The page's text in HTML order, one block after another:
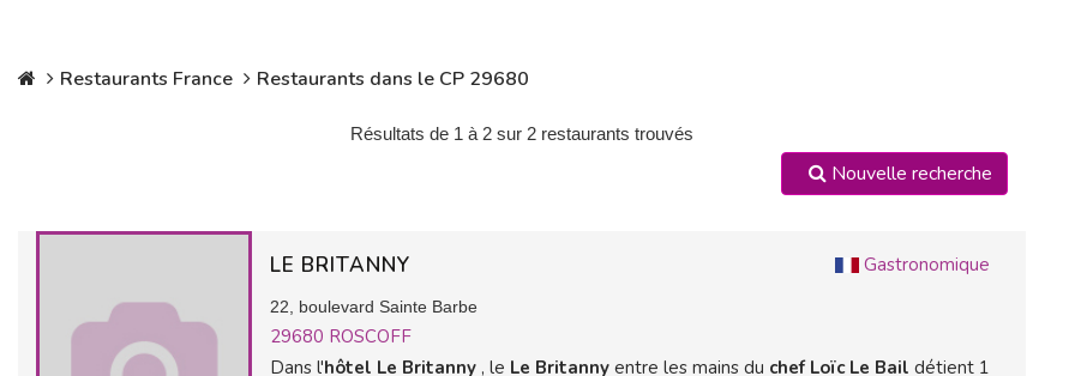
Restaurants France Restaurants dans le CP 29680
Résultats de 1 à 2 sur 2 restaurants trouvés
Nouvelle recherche
Gastronomique
LE BRITANNY
22, boulevard Sainte Barbe
29680 ROSCOFF
Dans l'hôtel Le Britanny , le Le Britanny entre les mains du chef Loïc Le Bail détient 1